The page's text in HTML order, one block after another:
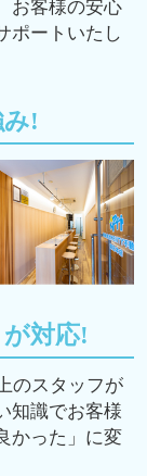
お客様の安心
ポートいたし
!
対応!
のスタッフが
知識でお客様
かった」に変